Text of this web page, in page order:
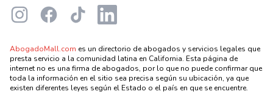
InstagramFacebookTikTok LinkedIn
AbogadoMall.com es un directorio de abogados y servicios legales que
presta servicio a la comunidad latina en California. Esta página de
internet no es una firma de abogados, por lo que no puede confirmar que
toda la información en el sitio sea precisa según su ubicación, ya que
existen diferentes leyes según el Estado o el país en que se encuentre.